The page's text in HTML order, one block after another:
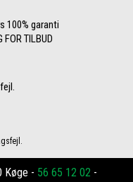
100% garanti
FOR TILBUD
Køge - 56 65 12 02 -